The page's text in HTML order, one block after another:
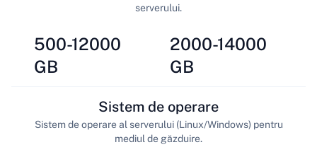
500-12000
GB
serverului.
2000-14000
GB
Sistem de operare
Sistem de operare al serverului (Linux/Windows) pentru
mediul de găzduire.